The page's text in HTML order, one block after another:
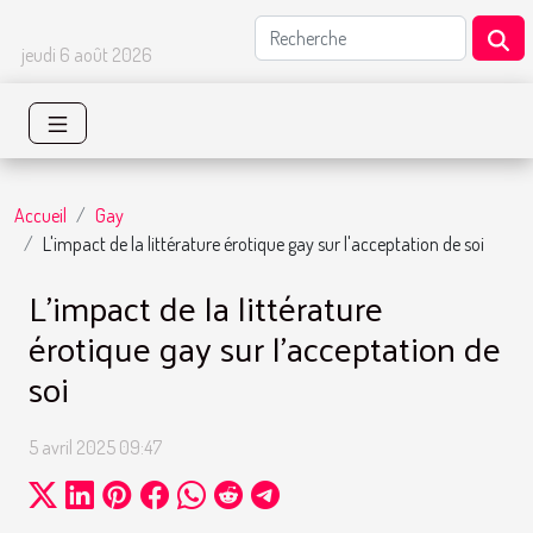
jeudi 6 août 2026
Accueil
Gay
L'impact de la littérature érotique gay sur l'acceptation de soi
L'impact de la littérature
érotique gay sur l'acceptation de
soi
5 avril 2025 09:47